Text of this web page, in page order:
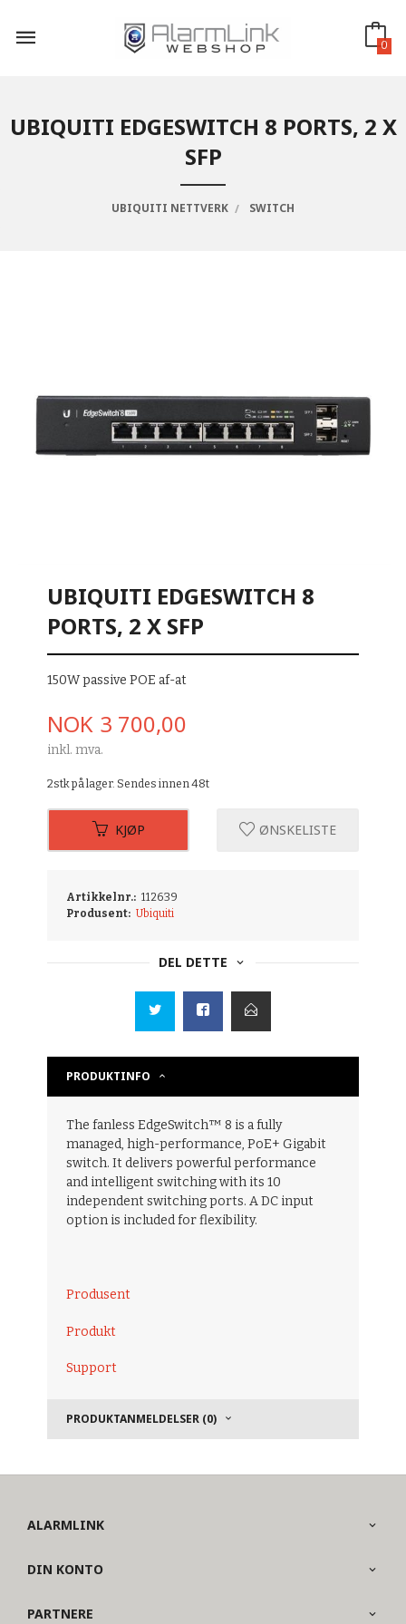
innholdet
0
UBIQUITI EDGESWITCH 8 PORTS, 2 X
SFP
UBIQUITI NETTVERK SWITCH
UBIQUITI EDGESWITCH 8
PORTS, 2 X SFP
150W passive POE af-at
Pris
NOK 3 700,00
inkl. mva.
2stk på lager. Sendes innen 48t
KJØP ØNSKELISTE
Artikkelnr.: 112639
Produsent: Ubiquiti
DEL DETTE
PRODUKTINFO
The fanless EdgeSwitch™ 8 is a fully
managed, high-performance, PoE+ Gigabit
switch. It delivers powerful performance
and intelligent switching with its 10
independent switching ports. A DC input
option is included for flexibility.
Produsent
Produkt
Support
PRODUKTANMELDELSER (0)
ALARMLINK
DIN KONTO
PARTNERE